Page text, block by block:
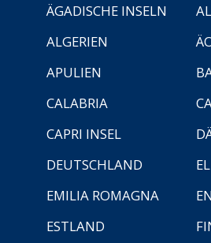
ÄGADISCHE INSELN
ALGERIEN
APULIEN
CALABRIA
CAPRI INSEL
DEUTSCHLAND
EMILIA ROMAGNA
ESTLAND